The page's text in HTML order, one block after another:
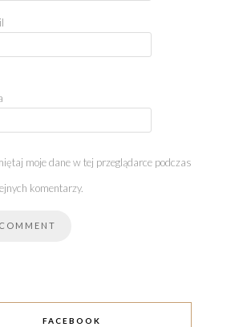
moje dane w tej przeglądarce podczas
komentarzy.
FACEBOOK